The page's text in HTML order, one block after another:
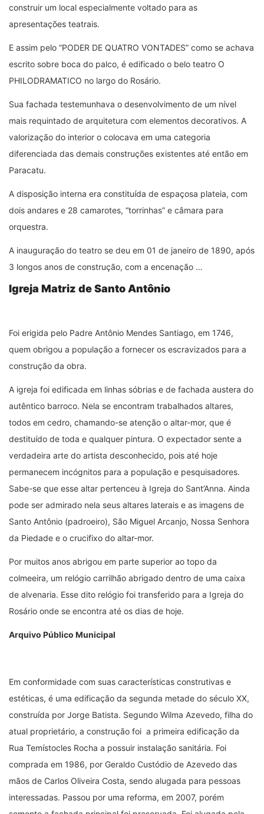
construir um local especialmente voltado para as
apresentações teatrais.
E assim pelo “PODER DE QUATRO VONTADES” como se achava
escrito sobre boca do palco, é edificado o belo teatro O
PHILODRAMATICO no largo do Rosário.
Sua fachada testemunhava o desenvolvimento de um nível
mais requintado de arquitetura com elementos decorativos. A
valorização do interior o colocava em uma categoria
diferenciada das demais construções existentes até então em
Paracatu.
A disposição interna era constituída de espaçosa plateia, com
dois andares e 28 camarotes, “torrinhas” e câmara para
orquestra.
A inauguração do teatro se deu em 01 de janeiro de 1890, após
3 longos anos de construção, com a encenação …
Igreja Matriz de Santo Antônio
Foi erigida pelo Padre Antônio Mendes Santiago, em 1746,
quem obrigou a população a fornecer os escravizados para a
construção da obra.
A igreja foi edificada em linhas sóbrias e de fachada austera do
autêntico barroco. Nela se encontram trabalhados altares,
todos em cedro, chamando-se atenção o altar-mor, que é
destituído de toda e qualquer pintura. O expectador sente a
verdadeira arte do artista desconhecido, pois até hoje
permanecem incógnitos para a população e pesquisadores.
Sabe-se que esse altar pertenceu à Igreja do Sant’Anna. Ainda
pode ser admirado nela seus altares laterais e as imagens de
Santo Antônio (padroeiro), São Miguel Arcanjo, Nossa Senhora
da Piedade e o crucifixo do altar-mor.
Por muitos anos abrigou em parte superior ao topo da
colmeeira, um relógio carrilhão abrigado dentro de uma caixa
de alvenaria. Esse dito relógio foi transferido para a Igreja do
Rosário onde se encontra até os dias de hoje.
Arquivo Público Municipal
Em conformidade com suas características construtivas e
estéticas, é uma edificação da segunda metade do século XX,
construída por Jorge Batista. Segundo Wilma Azevedo, filha do
atual proprietário, a construção foi a primeira edificação da
Rua Temístocles Rocha a possuir instalação sanitária. Foi
comprada em 1986, por Geraldo Custódio de Azevedo das
mãos de Carlos Oliveira Costa, sendo alugada para pessoas
interessadas. Passou por uma reforma, em 2007, porém